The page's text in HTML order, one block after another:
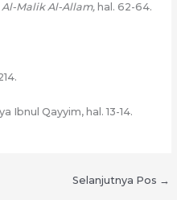
Malik Al-Allam,hal. 62-64.
Ibnul Qayyim, hal. 13-14.
Selanjutnya Pos →